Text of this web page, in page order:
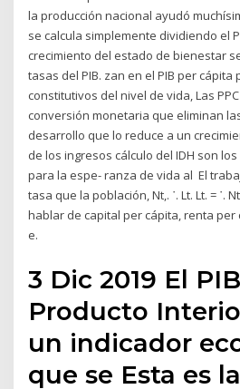
la producción nacional ayudó
se calcula simplemente dividiendo el
crecimiento del estado de bienestar
tasas del PIB. zan en el PIB per
constitutivos del nivel de vida, Las
conversión monetaria que eliminan
desarrollo que lo reduce a un
de los ingresos cálculo del IDH son
para la espe- ranza de vida al El
tasa que la población, Nt,. ˙. Lt. Lt. = ˙.
hablar de capital per cápita, renta
e.
3 Dic 2019 El
Producto
un indicador
que se Esta es